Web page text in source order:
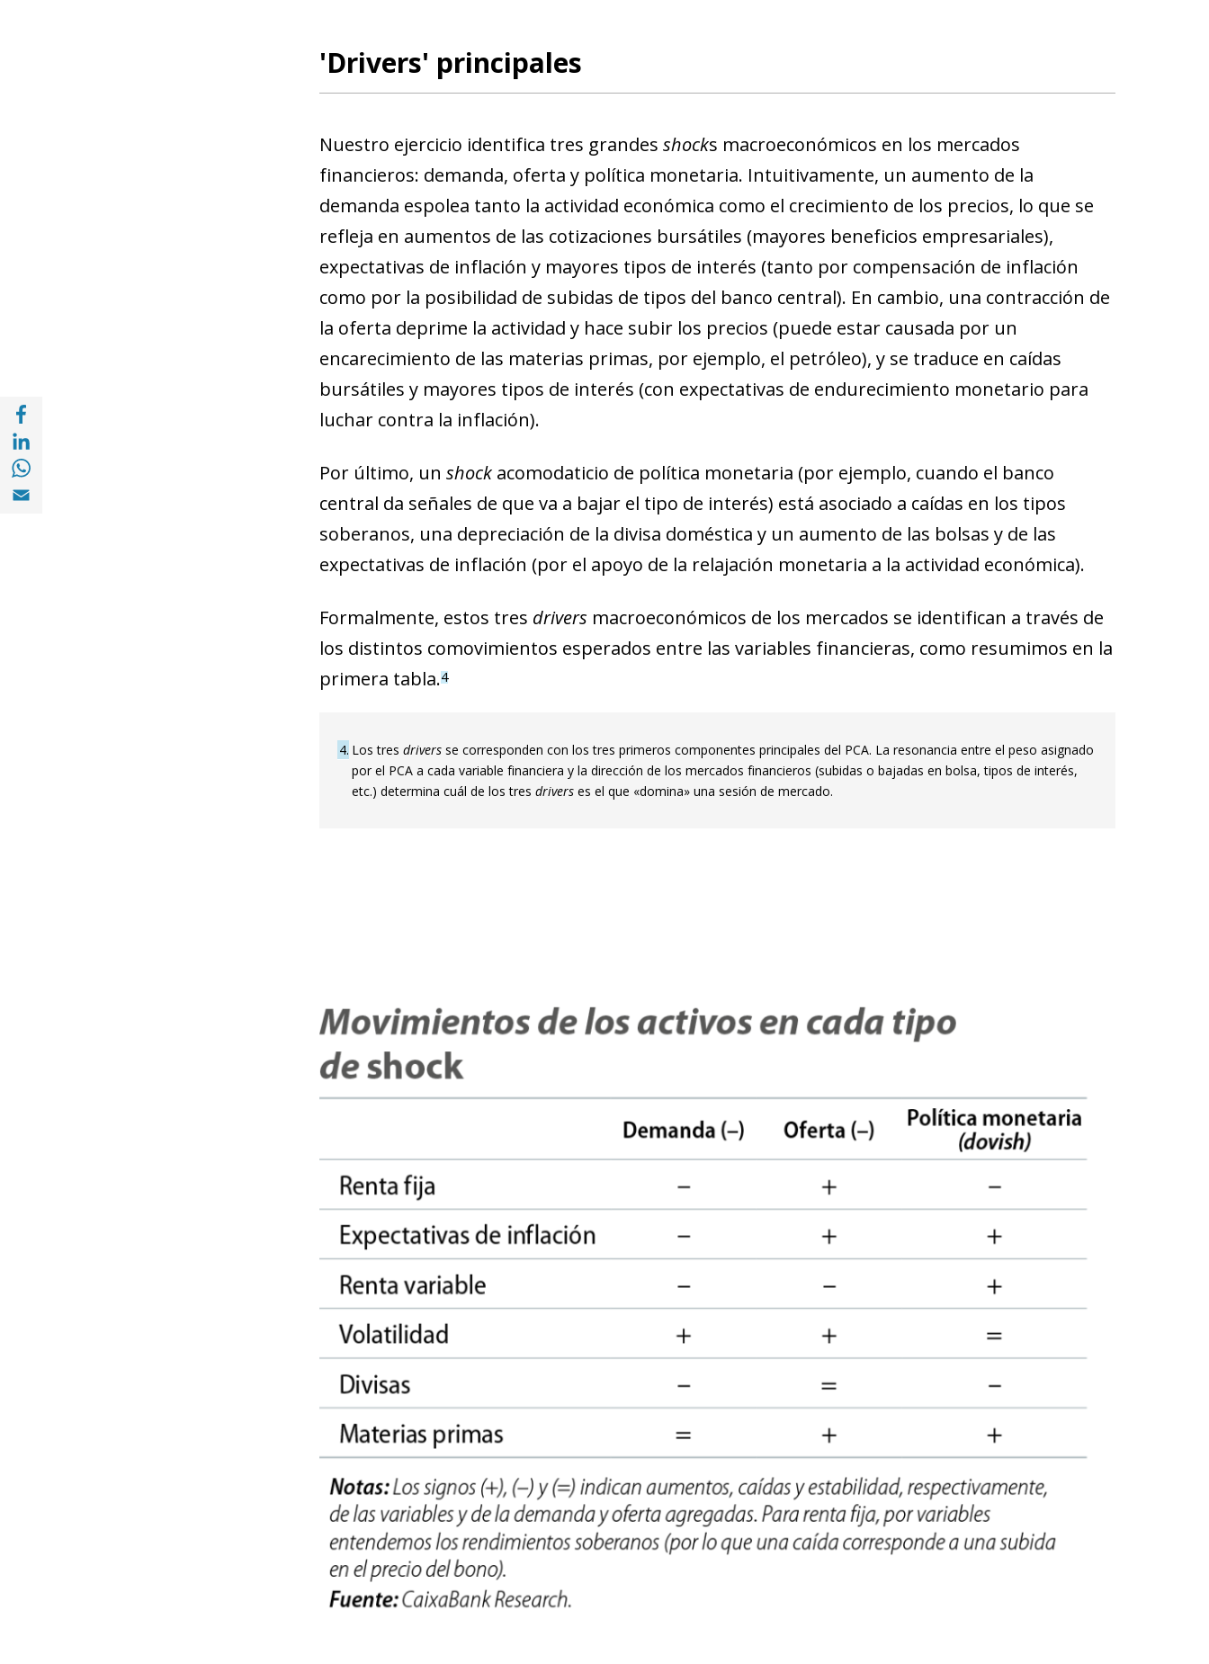
Compartir en Facebook (opens in a new window)
Compartir en with Linkedin (opens in a new window)
Compartir en with Whatsapp (opens in a new window)
Compartir en Email (opens in a new window)
'Drivers' principales
Nuestro ejercicio identifica tres grandes shocks macroeconómicos en los mercados
financieros: demanda, oferta y política monetaria. Intuitivamente, un aumento de la
demanda espolea tanto la actividad económica como el crecimiento de los precios, lo que se
refleja en aumentos de las cotizaciones bursátiles (mayores beneficios empresariales),
expectativas de inflación y mayores tipos de interés (tanto por compensación de inflación
como por la posibilidad de subidas de tipos del banco central). En cambio, una contracción de
la oferta deprime la actividad y hace subir los precios (puede estar causada por un
encarecimiento de las materias primas, por ejemplo, el petróleo), y se traduce en caídas
bursátiles y mayores tipos de interés (con expectativas de endurecimiento monetario para
luchar contra la inflación).
Por último, un shockacomodaticio de política monetaria (por ejemplo, cuando el banco
central da señales de que va a bajar el tipo de interés) está asociado a caídas en los tipos
soberanos, una depreciación de la divisa doméstica y un aumento de las bolsas y de las
expectativas de inflación (por el apoyo de la relajación monetaria a la actividad económica).
Formalmente, estos tres drivers macroeconómicos de los mercados se identifican a través de
los distintos comovimientos esperados entre las variables financieras, como resumimos en la
primera tabla.4
4 Los tres driversse corresponden con los tres primeros componentes principales del PCA. La resonancia entre el peso asignado
por el PCA a cada variable financiera y la dirección de los mercados financieros (subidas o bajadas en bolsa, tipos de interés,
etc.) determina cuál de los tres driverses el que «domina» una sesión de mercado.